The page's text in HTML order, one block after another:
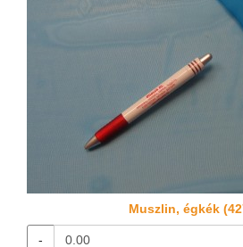
Muszlin, égkék
-